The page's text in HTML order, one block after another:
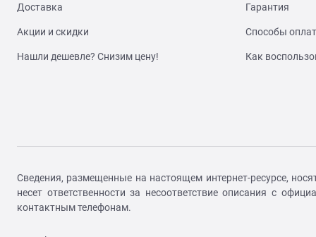
Доставка
Акции и скидки
Нашли дешевле? Снизим цену!
Гарантия
Способы
Как
Сведения, размещенные на настоящем интернет-ресурсе,
несет ответственности за несоответствие описания с
контактным телефонам.